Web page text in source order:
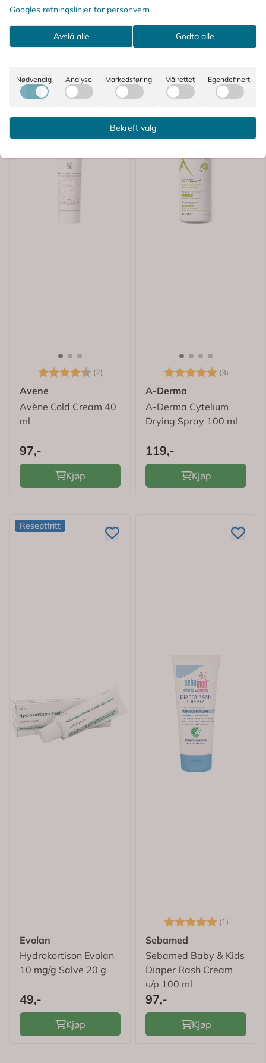
Karakter: (2)
4.5 av 5 mulige
Avene
Avène Cold Cream 40
ml
97,-
Kjøp
Karakter: (3)
A-Derma
A-Derma Cytelium
Drying Spray 100 ml
119,-
Kjøp
Reseptfritt
Evolan
Hydrokortison Evolan
10 mg/g Salve 20 g
49,-
Kjøp
Karakter: (1)
Sebamed
Sebamed Baby & Kids
Diaper Rash Cream
u/p 100 ml
97,-
Kjøp
Googles retningslinjer for personvern
Avslå alle Godta alle
Nødvendig Analyse Markedsføring Målrettet Egendefinert
Bekreft valg